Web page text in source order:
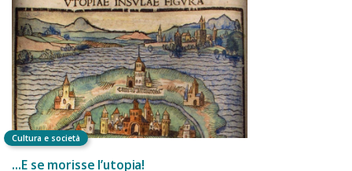
Cultura e società
…E se morisse l’utopia!